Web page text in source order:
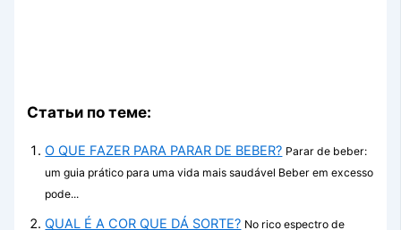
Статьи по теме:
O QUE FAZER PARA PARAR DE BEBER? Parar de beber:
um guia prático para uma vida mais saudável Beber em excesso
pode...
QUAL É A COR QUE DÁ SORTE? No rico espectro de